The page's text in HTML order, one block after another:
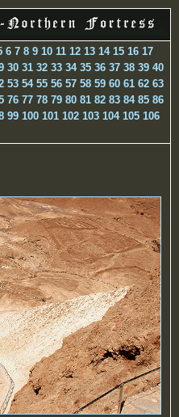
6 7 8 9 10 11 12 13 14 15 16 17
30 31 32 33 34 35 36 37 38 39 40
53 54 55 56 57 58 59 60 61 62 63
76 77 78 79 80 81 82 83 84 85 86
99 100 101 102 103 104 105 106